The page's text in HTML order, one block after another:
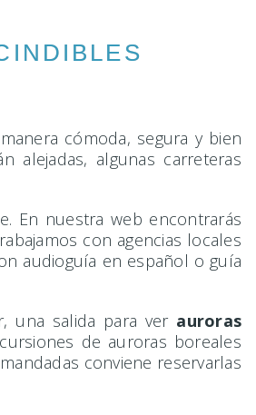
cómoda, segura y bien
alejadas, algunas carreteras
En nuestra web encontrarás
con agencias locales
audioguía en español o guía
una salida para ver auroras
de auroras boreales
conviene reservarlas